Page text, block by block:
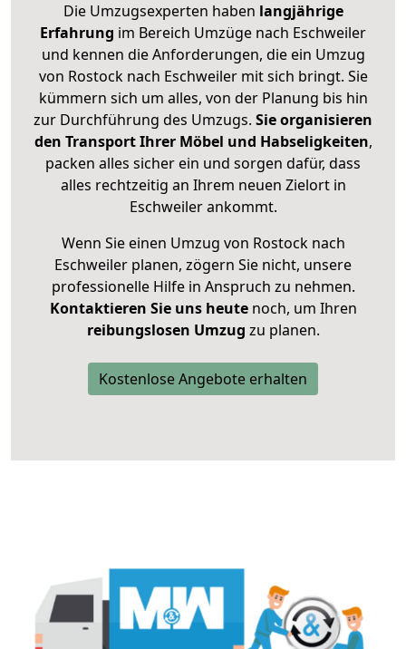
Die Umzugsexperten haben langjährige
Erfahrung im Bereich Umzüge nach Eschweiler
und kennen die Anforderungen, die ein Umzug
von Rostock nach Eschweiler mit sich bringt. Sie
kümmern sich um alles, von der Planung bis hin
zur Durchführung des Umzugs. Sie organisieren
den Transport Ihrer Möbel und Habseligkeiten,
packen alles sicher ein und sorgen dafür, dass
alles rechtzeitig an Ihrem neuen Zielort in
Eschweiler ankommt.
Wenn Sie einen Umzug von Rostock nach
Eschweiler planen, zögern Sie nicht, unsere
professionelle Hilfe in Anspruch zu nehmen.
Kontaktieren Sie uns heutenoch, um Ihren
reibungslosen Umzug zu planen.
Kostenlose Angebote erhalten